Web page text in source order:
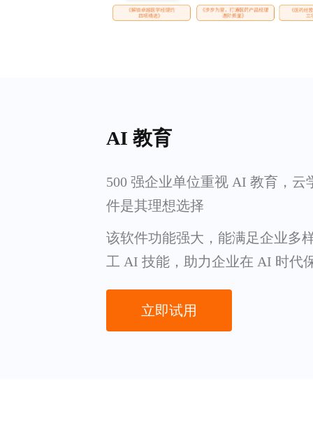
AI 教育
500 强企业单位重视 AI 教育，云
件是其理想选择
该软件功能强大，能满足企业多
工 AI 技能，助力企业在 AI 时代
立即试用